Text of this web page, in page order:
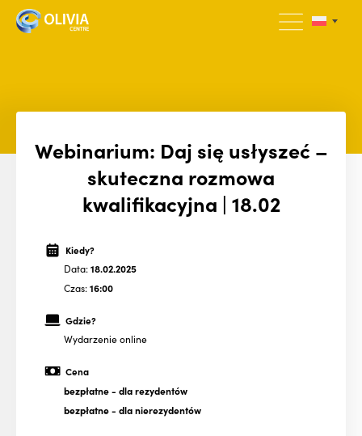
Webinarium: Daj się usłyszeć –
skuteczna rozmowa
kwalifikacyjna | 18.02
Kiedy?
Data:18.02.2025
Czas:16:00
Gdzie?
Wydarzenie online
Cena
bezpłatne- dla rezydentów
bezpłatne- dla nierezydentów